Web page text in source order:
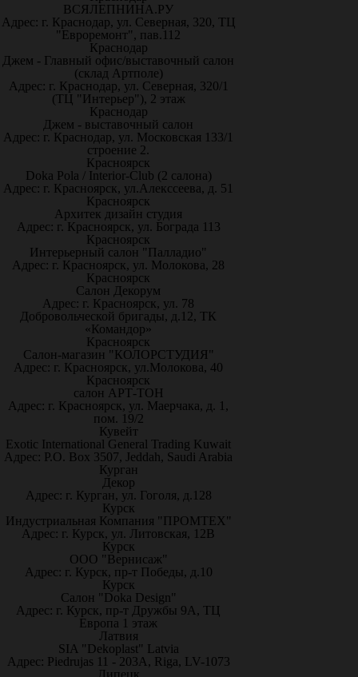
ВСЯЛЕПНИНА.РУ
Адрес: г. Краснодар, ул. Северная, 320, ТЦ
"Евроремонт", пав.112
Краснодар
Джем - Главный офис/выставочный салон
(склад Артполе)
Адрес: г. Краснодар, ул. Северная, 320/1
(ТЦ "Интерьер"), 2 этаж
Краснодар
Джем - выставочный салон
Адрес: г. Краснодар, ул. Московская 133/1
строение 2.
Красноярск
Doka Pola / Interior-Club (2 салона)
Адрес: г. Красноярск, ул.Алекссеева, д. 51
Красноярск
Архитек дизайн студия
Адрес: г. Красноярск, ул. Бограда 113
Красноярск
Интерьерный салон "Палладио"
Адрес: г. Красноярск, ул. Молокова, 28
Красноярск
Салон Декорум
Адрес: г. Красноярск, ул. 78
Добровольческой бригады, д.12, ТК
«Командор»
Красноярск
Салон-магазин "КОЛОРСТУДИЯ"
Адрес: г. Красноярск, ул.Молокова, 40
Красноярск
салон АРТ-ТОН
Адрес: г. Красноярск, ул. Маерчака, д. 1,
пом. 19/2
Кувейт
Exotic International General Trading Kuwait
Адрес: P.O. Box 3507, Jeddah, Saudi Arabia
Курган
Декор
Адрес: г. Курган, ул. Гоголя, д.128
Курск
Индустриальная Компания "ПРОМТЕХ"
Адрес: г. Курск, ул. Литовская, 12В
Курск
ООО "Вернисаж"
Адрес: г. Курск, пр-т Победы, д.10
Курск
Салон "Doka Design"
Адрес: г. Курск, пр-т Дружбы 9А, ТЦ
Европа 1 этаж
Латвия
SIA "Dekoplast" Latvia
Адрес: Piedrujas 11 - 203A, Riga, LV-1073
Липецк